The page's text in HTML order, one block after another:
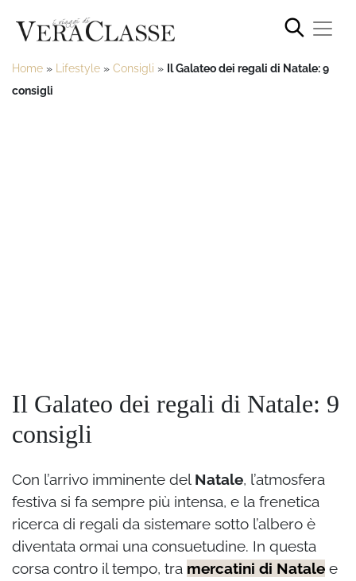
Home » Lifestyle » Consigli » Il Galateo dei regali di Natale: 9
consigli
Il Galateo dei regali di Natale: 9
consigli
Con l’arrivo imminente del Natale, l’atmosfera
festiva si fa sempre più intensa, e la frenetica
ricerca di regali da sistemare sotto l’albero è
diventata ormai una consuetudine. In questa
corsa contro il tempo, tra mercatini di Natale e